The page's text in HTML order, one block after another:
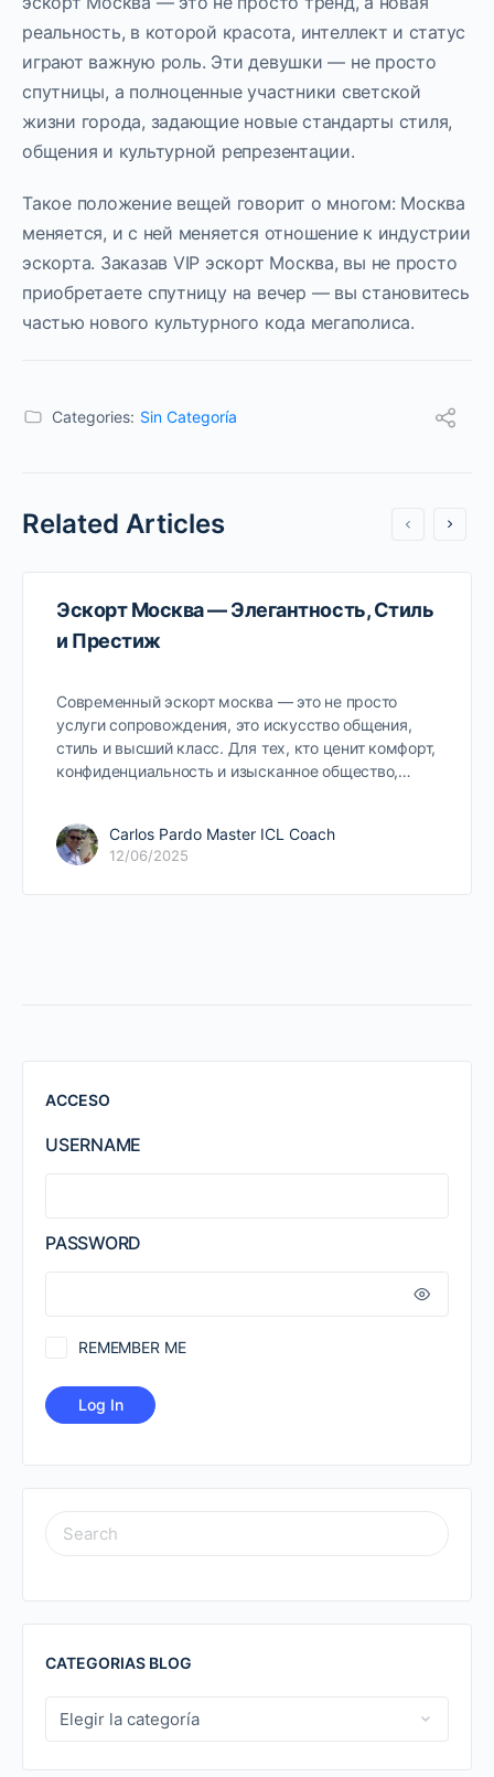
реальность, в которой красота, интеллект и статус
играют важную роль. Эти девушки — не просто
спутницы, а полноценные участники светской
жизни города, задающие новые стандарты стиля,
общения и культурной репрезентации.
Такое положение вещей говорит о многом: Москва
меняется, и с ней меняется отношение к индустрии
эскорта. Заказав VIP эскорт Москва, вы не просто
приобретаете спутницу на вечер — вы становитесь
частью нового культурного кода мегаполиса.
Categories: Sin Categoría
Related Articles
Эскорт Москва — Элегантность, Стиль
и Престиж
Современный эскорт москва — это не просто
услуги сопровождения, это искусство общения,
стиль и высший класс. Для тех, кто ценит комфорт,
конфиденциальность и изысканное общество,…
Carlos Pardo Master ICL Coach
12/06/2025
ACCESO
USERNAME
PASSWORD
REMEMBER ME
SEARCH
FOR:
CATEGORIAS BLOG
CATEGORIAS
BLOG